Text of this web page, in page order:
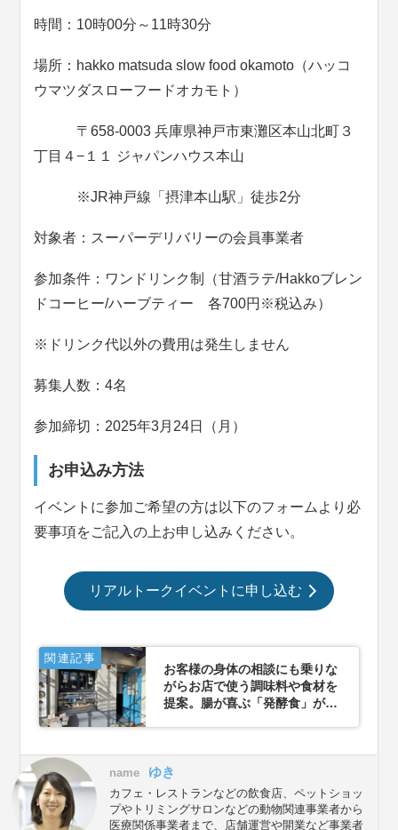
時間：10時00分～11時30分
場所：hakko matsuda slow food okamoto（ハッコ
ウマツダスローフードオカモト）
〒658-0003 兵庫県神戸市東灘区本山北町３
丁目４−１１ ジャパンハウス本山
※JR神戸線「摂津本山駅」徒歩2分
対象者：スーパーデリバリーの会員事業者
参加条件：ワンドリンク制（甘酒ラテ/Hakkoブレン
ドコーヒー/ハーブティー 各700円※税込み）
※ドリンク代以外の費用は発生しません
募集人数：4名
参加締切：2025年3月24日（月）
お申込み方法
イベントに参加ご希望の方は以下のフォームより必
要事項をご記入の上お申し込みください。
リアルトークイベントに申し込む
関連記事
お客様の身体の相談にも乗りな
がらお店で使う調味料や食材を
提案。腸が喜ぶ「発酵食」が人
は？
name ゆき
カフェ・レストランなどの飲食店、ペットショッ
プやトリミングサロンなどの動物関連事業者から
医療関係事業者まで、店舗運営や開業など事業者